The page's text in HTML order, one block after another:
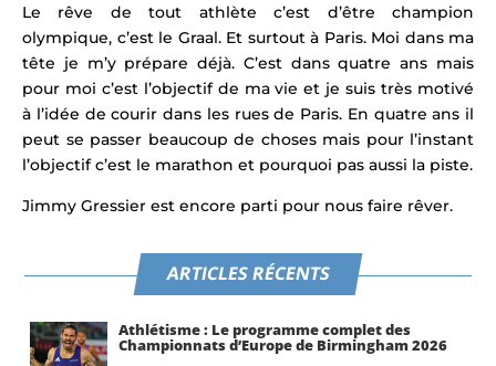
Le rêve de tout athlète c’est d’être champion
olympique, c’est le Graal. Et surtout à Paris. Moi dans ma
tête je m’y prépare déjà. C’est dans quatre ans mais
pour moi c’est l’objectif de ma vie et je suis très motivé
à l’idée de courir dans les rues de Paris. En quatre ans il
peut se passer beaucoup de choses mais pour l’instant
l’objectif c’est le marathon et pourquoi pas aussi la piste.
Jimmy Gressier est encore parti pour nous faire rêver.
ARTICLES RÉCENTS
Athlétisme : Le programme complet des
Championnats d’Europe de Birmingham 2026